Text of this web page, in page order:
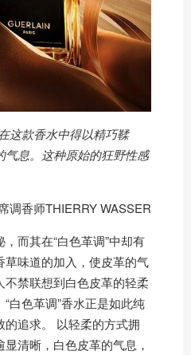
这款香水中得以精巧鞣
气息。这种原始的狂野性感
香师THIERRY WASSER
而其在“白色革调”中却有
味道的加入，使皮革的气
禁联想到白色皮革的轻柔
白色革调”香水正是如此纯
追求。 以轻柔的方式拥
清晰，白色皮革的气息，